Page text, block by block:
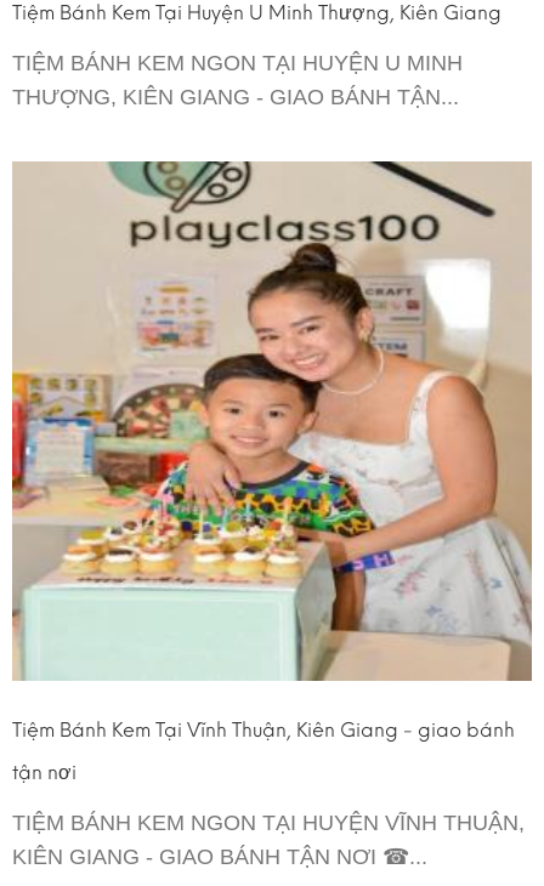
Tiệm Bánh Kem Tại Huyện U Minh Thượng, Kiên Giang
TIỆM BÁNH KEM NGON TẠI HUYỆN U MINH
THƯỢNG, KIÊN GIANG - GIAO BÁNH TẬN...
Tiệm Bánh Kem Tại Vĩnh Thuận, Kiên Giang - giao bánh
tận nơi
TIỆM BÁNH KEM NGON TẠI HUYỆN VĨNH THUẬN,
KIÊN GIANG - GIAO BÁNH TẬN NƠI ☎...